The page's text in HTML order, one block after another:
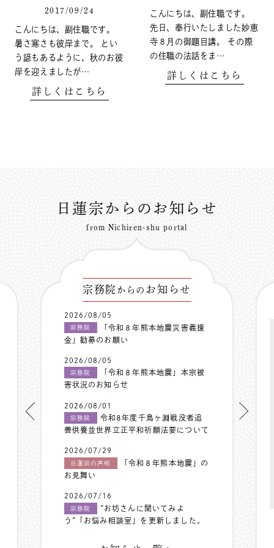
2017/09/24
こんにちは、副住職です。
暑さ寒さも彼岸まで。 とい
う諺もあるように、秋のお彼
岸を迎えましたが…
詳しくはこちら
こんにちは、副住職です。
先日、奉行いたしました妙恵
寺８月の御題目講。 その際
の住職の法話をま…
詳しくはこちら
日蓮宗からのお知らせ
from Nichiren-shu portal
宗務院 からの お知らせ
2026/08/05
宗務院
「令和８年熊本地震災害義援
金」勧募のお願い
2026/08/05
宗務院
「令和８年熊本地震」本宗被
害状況のお知らせ
2026/08/01
宗務院
令和8年度千鳥ヶ淵戦没者追
善供養並世界立正平和祈願法要について
2026/07/29
日蓮宗の声明
「令和８年熊本地震」の
お見舞い
2026/07/16
宗務院
”お坊さんに聞いてみよ
う”「お悩み相談室」を更新しました。